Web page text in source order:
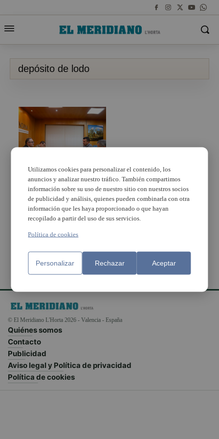
depósito de lodo
La Diputación de
València buscará
puntos intermedios
para depositar los
lodos de los garajes
inundados por la riada
© El Meridiano L'Horta 2026 - Valencia - España
Quiénes somos
Contacto
Publicidad
Aviso legal y Política de privacidad
Política de cookies
Utilizamos cookies para personalizar el contenido, los
anuncios y analizar nuestro tráfico. También compartimos
información sobre su uso de nuestro sitio con nuestros socios
de publicidad y análisis, quienes pueden combinarla con otra
información que les haya proporcionado o que hayan
recopilado a partir del uso de sus servicios.
Política de cookies
Personalizar Rechazar Aceptar